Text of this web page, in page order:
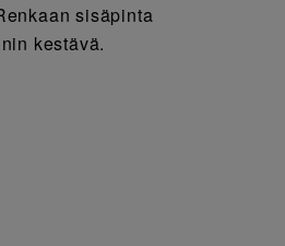
sisäpinta
kestävä.